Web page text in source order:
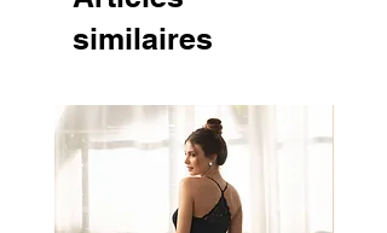
similaires